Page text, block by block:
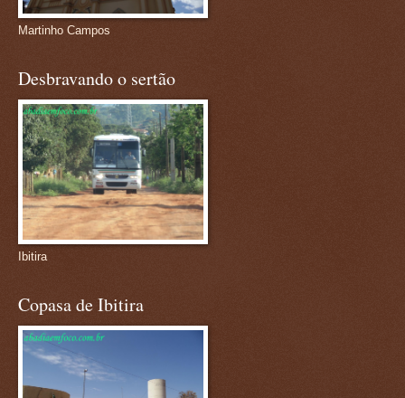
Martinho Campos
Desbravando o sertão
Ibitira
Copasa de Ibitira